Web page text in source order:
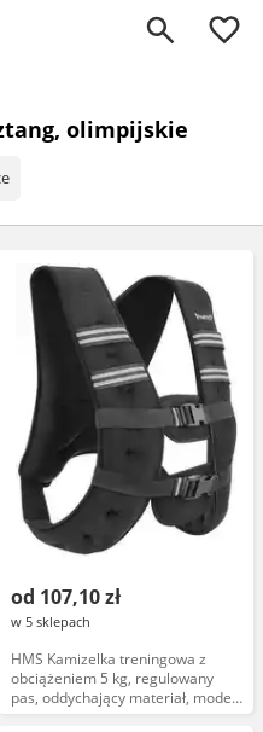
0
olimpijskie
od 107,10 zł
w 5 sklepach
HMS Kamizelka treningowa z
obciążeniem 5 kg, regulowany
pas, oddychający materiał, model
KTO05